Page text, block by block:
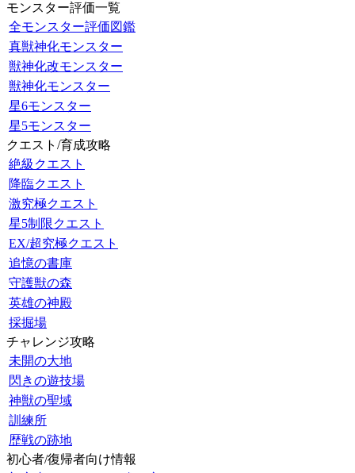
モンスター評価一覧
全モンスター評価図鑑
真獣神化モンスター
獣神化改モンスター
獣神化モンスター
星6モンスター
星5モンスター
クエスト/育成攻略
絶級クエスト
降臨クエスト
激究極クエスト
星5制限クエスト
EX/超究極クエスト
追憶の書庫
守護獣の森
英雄の神殿
採掘場
チャレンジ攻略
未開の大地
閃きの遊技場
神獣の聖域
訓練所
歴戦の跡地
初心者/復帰者向け情報